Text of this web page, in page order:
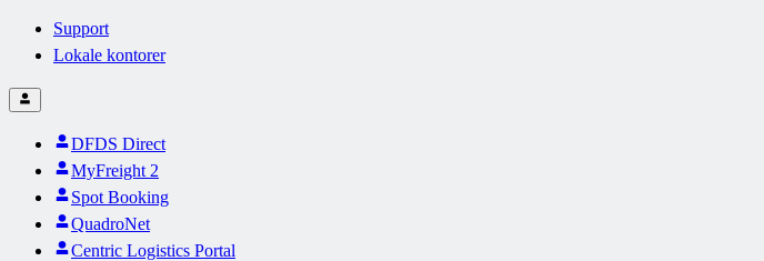
Support
Lokale kontorer
DFDS Direct
MyFreight 2
Spot Booking
QuadroNet
Centric Logistics Portal